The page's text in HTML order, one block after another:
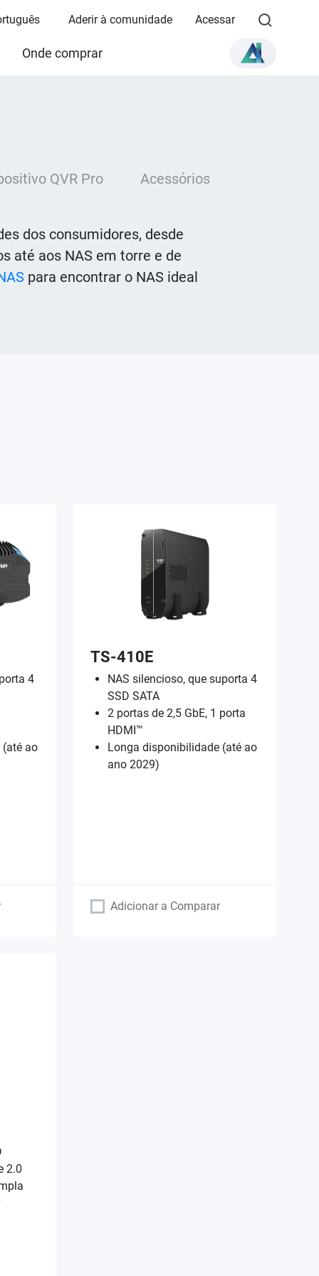
Aderir à comunidade Acessar
Onde comprar
QVR Pro Acessórios
dos consumidores, desde
até aos NAS em torre e de
para encontrar o NAS ideal
4
ao
TS-410E
NAS silencioso, que suporta 4
SSD SATA
2 portas de 2,5 GbE, 1 porta
HDMI™
Longa disponibilidade (até ao
ano 2029)
Adicionar a Comparar
2.0